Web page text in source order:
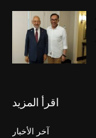
اقرأ المزيد
آخر الأخبار